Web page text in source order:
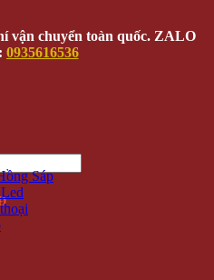
vận chuyển toàn quốc. ZALO
0935616536
Sáp